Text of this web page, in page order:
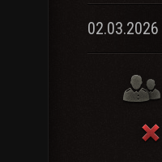
02.03.2026